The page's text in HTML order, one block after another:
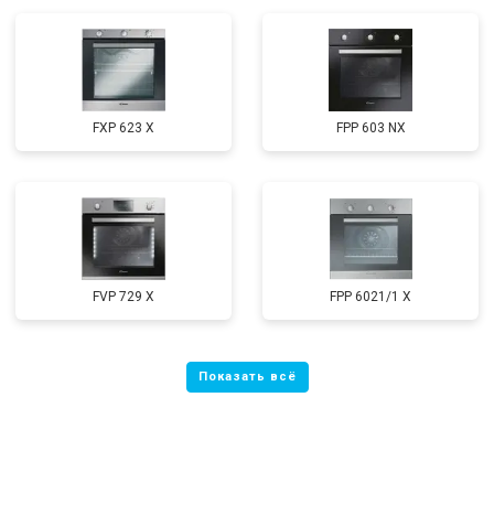
FXP 623 X FPP 603 NX
FVP 729 X FPP 6021/1 X